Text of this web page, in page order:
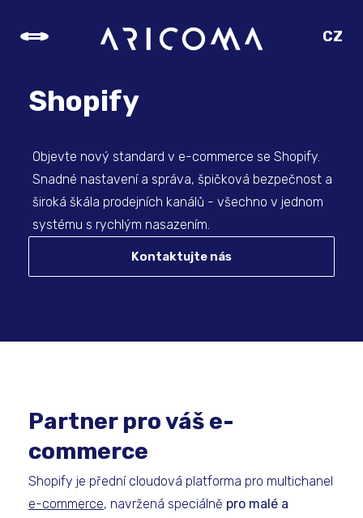
CZ
Shopify
Objevte nový standard v e-commerce se Shopify.
Snadné nastavení a správa, špičková bezpečnost a
široká škála prodejních kanálů - všechno v jednom
systému s rychlým nasazením.
Kontaktujte nás
Partner pro váš e-
commerce
Shopify je přední cloudová platforma pro multichanel
e-commerce, navržená speciálně pro malé a